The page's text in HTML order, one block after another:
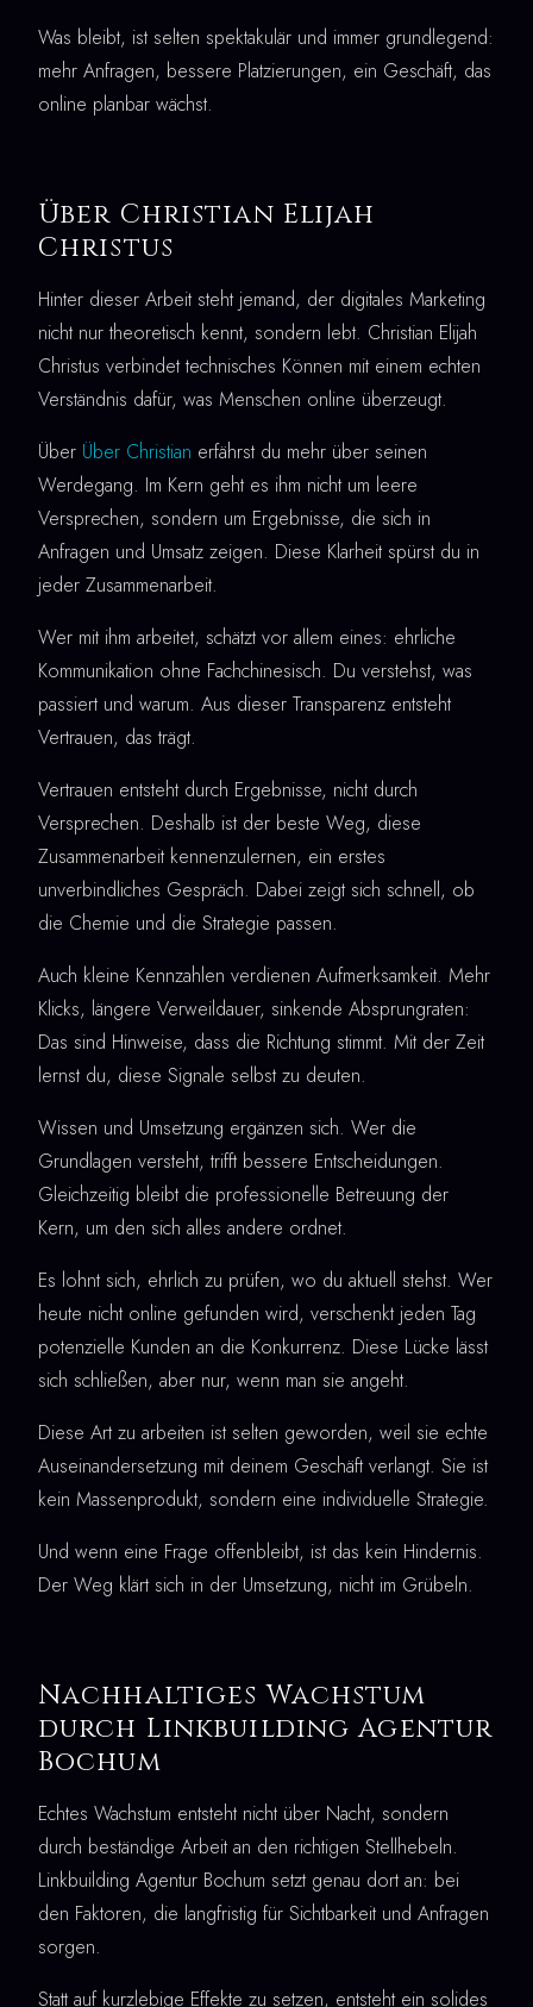
Was bleibt, ist selten spektakulär und immer grundlegend:
mehr Anfragen, bessere Platzierungen, ein Geschäft, das
online planbar wächst.
Über Christian Elijah
Christus
Hinter dieser Arbeit steht jemand, der digitales Marketing
nicht nur theoretisch kennt, sondern lebt. Christian Elijah
Christus verbindet technisches Können mit einem echten
Verständnis dafür, was Menschen online überzeugt.
Über Über Christian erfährst du mehr über seinen
Werdegang. Im Kern geht es ihm nicht um leere
Versprechen, sondern um Ergebnisse, die sich in
Anfragen und Umsatz zeigen. Diese Klarheit spürst du in
jeder Zusammenarbeit.
Wer mit ihm arbeitet, schätzt vor allem eines: ehrliche
Kommunikation ohne Fachchinesisch. Du verstehst, was
passiert und warum. Aus dieser Transparenz entsteht
Vertrauen, das trägt.
Vertrauen entsteht durch Ergebnisse, nicht durch
Versprechen. Deshalb ist der beste Weg, diese
Zusammenarbeit kennenzulernen, ein erstes
unverbindliches Gespräch. Dabei zeigt sich schnell, ob
die Chemie und die Strategie passen.
Auch kleine Kennzahlen verdienen Aufmerksamkeit. Mehr
Klicks, längere Verweildauer, sinkende Absprungraten:
Das sind Hinweise, dass die Richtung stimmt. Mit der Zeit
lernst du, diese Signale selbst zu deuten.
Wissen und Umsetzung ergänzen sich. Wer die
Grundlagen versteht, trifft bessere Entscheidungen.
Gleichzeitig bleibt die professionelle Betreuung der
Kern, um den sich alles andere ordnet.
Es lohnt sich, ehrlich zu prüfen, wo du aktuell stehst. Wer
heute nicht online gefunden wird, verschenkt jeden Tag
potenzielle Kunden an die Konkurrenz. Diese Lücke lässt
sich schließen, aber nur, wenn man sie angeht.
Diese Art zu arbeiten ist selten geworden, weil sie echte
Auseinandersetzung mit deinem Geschäft verlangt. Sie ist
kein Massenprodukt, sondern eine individuelle Strategie.
Und wenn eine Frage offenbleibt, ist das kein Hindernis.
Der Weg klärt sich in der Umsetzung, nicht im Grübeln.
Nachhaltiges Wachstum
durch Linkbuilding Agentur
Bochum
Echtes Wachstum entsteht nicht über Nacht, sondern
durch beständige Arbeit an den richtigen Stellhebeln.
Linkbuilding Agentur Bochum setzt genau dort an: bei
den Faktoren, die langfristig für Sichtbarkeit und Anfragen
sorgen.
Statt auf kurzlebige Effekte zu setzen, entsteht ein solides